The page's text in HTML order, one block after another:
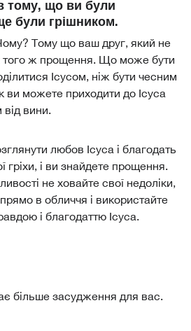
в тому, що ви були
були грішником.
Тому що ваш друг, який не
того ж прощення. Що може бути
Ісусом, ніж бути чесним
ви можете приходити до Ісуса
від вини.
любов Ісуса і благодать
гріхи, і ви знайдете прощення.
не ховайте свої недоліки,
в обличчя і використайте
і благодаттю Ісуса.
більше засудження для вас.